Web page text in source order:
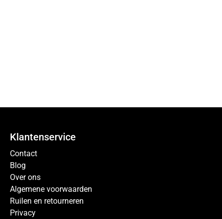
Klantenservice
Contact
Blog
Over ons
Algemene voorwaarden
Ruilen en retourneren
Privacy